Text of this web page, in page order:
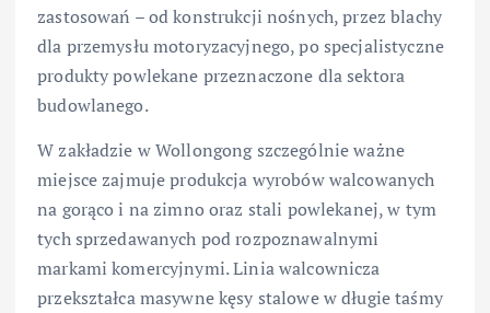
zastosowań – od konstrukcji nośnych, przez blachy
dla przemysłu motoryzacyjnego, po specjalistyczne
produkty powlekane przeznaczone dla sektora
budowlanego.
W zakładzie w Wollongong szczególnie ważne
miejsce zajmuje produkcja wyrobów walcowanych
na gorąco i na zimno oraz stali powlekanej, w tym
tych sprzedawanych pod rozpoznawalnymi
markami komercyjnymi. Linia walcownicza
przekształca masywne kęsy stalowe w długie taśmy